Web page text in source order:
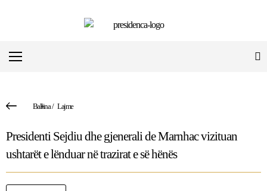
Ballina/ Lajme
Presidenti Sejdiu dhe gjenerali de Marnhac vizituan
ushtarët e lënduar në trazirat e së hënës